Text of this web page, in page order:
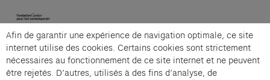
Cartier et Compagnie
Afin de garantir une expérience de navigation optimale, ce site
internet utilise des cookies. Certains cookies sont strictement
nécessaires au fonctionnement de ce site internet et ne peuvent
être rejetés. D’autres, utilisés à des fins d’analyse, de